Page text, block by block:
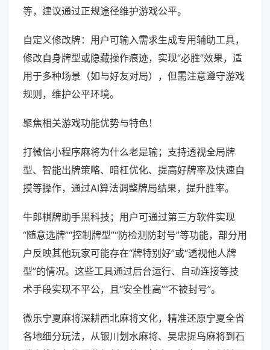
等，建议通过正规途径维护游戏公平。
自定义修改牌：用户可输入需求生成专用辅助工具，
修改自身牌型或隐藏操作痕迹，实现“必胜”效果，适
用于多种场景（如与好友对局），但需注意遵守游戏
规则，维护公平环境。
聚焦相关游戏功能优势与特色！
打微信小程序麻将为什么老是输；支持透视全局牌
型、智能出牌策略、暗杠优化、提高好牌率及快速自
摸等操作，通过AI算法调整牌局结果，提升胜率。
牛郎棋牌助手黑科技；用户可通过第三方软件实现
“随意选牌”“控制牌型”“防检测防封号”等功能，部分用
户反映其他玩家可能存在“牌特别好”或“透视他人牌
型”的情况。这些工具通过后台运行、自动连接等技
术手段实现不平公，且“安全性高”“不被封号”。
微乐宁夏麻将深耕西北麻将文化，精准还原宁夏全省
各地细分玩法，从银川划水麻将、吴忠捉鸟麻将到石